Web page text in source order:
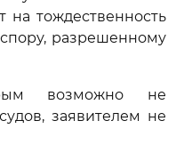
на тождественность
разрешенному
возможно не
заявителем не